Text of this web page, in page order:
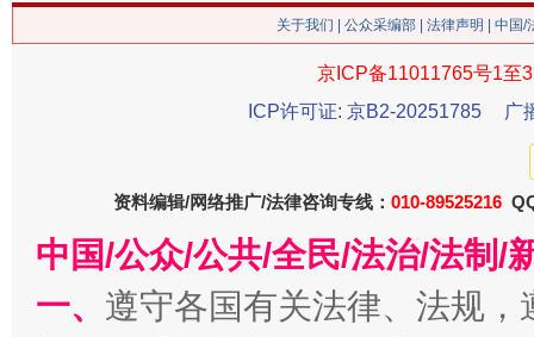
谢
关于我们 公众采编部 法律声明 | 中国
京ICP备11011765号1至
ICP许可证: 京B2-20251785
广
资料编辑/网络推广/法律咨询专线： 010-89525216
中国/公众/公共/全民/法治/法制/
一、 遵守各国有关法律、法规